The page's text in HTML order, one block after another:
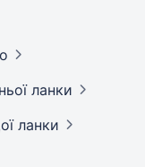
ланки
ланки